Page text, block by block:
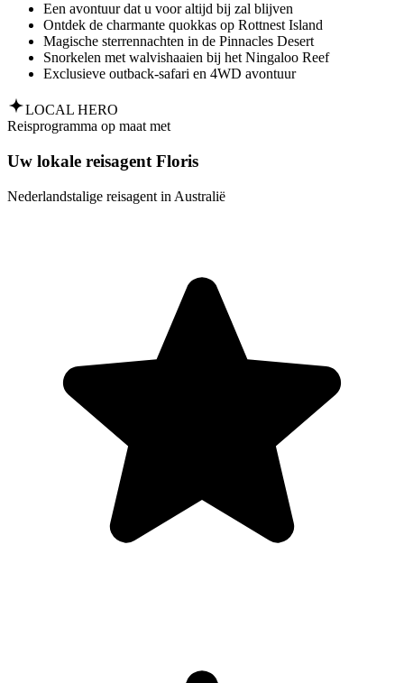
Een avontuur dat u voor altijd bij zal blijven
Ontdek de charmante quokkas op Rottnest Island
Magische sterrennachten in de Pinnacles Desert
Snorkelen met walvishaaien bij het Ningaloo Reef
Exclusieve outback-safari en 4WD avontuur
LOCAL HERO
Reisprogramma op maat met
Uw lokale reisagent Floris
Nederlandstalige reisagent in Australië